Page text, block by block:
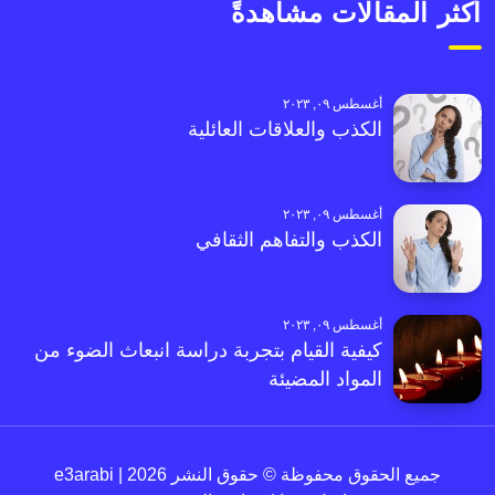
أكثر المقالات مشاهدةً
أغسطس ٠٩, ٢٠٢٣
الكذب والعلاقات العائلية
أغسطس ٠٩, ٢٠٢٣
الكذب والتفاهم الثقافي
أغسطس ٠٩, ٢٠٢٣
كيفية القيام بتجربة دراسة انبعاث الضوء من
المواد المضيئة
جميع الحقوق محفوظة © حقوق النشر 2026 | e3arabi